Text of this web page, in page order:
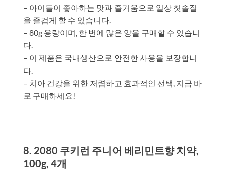
– 아이들이 좋아하는 맛과 즐거움으로 일상 칫솔질
을 즐겁게 할 수 있습니다.
– 80g 용량이며, 한 번에 많은 양을 구매할 수 있습니
다.
– 이 제품은 국내생산으로 안전한 사용을 보장합니
다.
– 치아 건강을 위한 저렴하고 효과적인 선택, 지금 바
로 구매하세요!
8. 2080 쿠키런 주니어 베리민트향 치약,
100g, 4개